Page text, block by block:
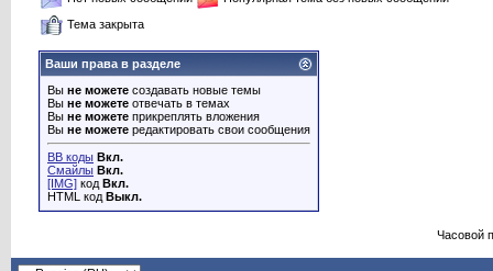
Тема закрыта
Ваши права в разделе
Вы не можете создавать новые темы
Вы не можете отвечать в темах
Вы не можете прикреплять вложения
Вы не можете редактировать свои сообщения
BB коды Вкл.
Смайлы Вкл.
[IMG] код Вкл.
HTML код Выкл.
Часовой